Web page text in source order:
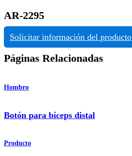
AR-2295
Solicitar información del producto
Páginas Relacionadas
Hombro
Botón para bíceps distal
Producto